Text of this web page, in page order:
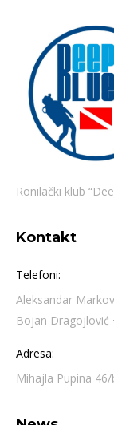
Ronilački klub
Kontakt
Telefoni:
Aleksandar
Bojan Dragojlović
Adresa:
Mihajla Pupina